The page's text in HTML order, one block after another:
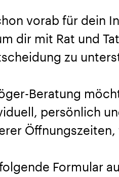
vorab für dein
dir mit Rat und
zu
Beratung
persönlich
Formular